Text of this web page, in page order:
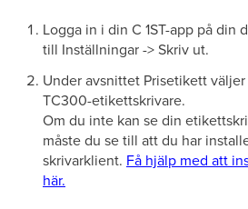
Logga in i din C 1ST-app på din
till Inställningar -> Skriv ut.
Under avsnittet Prisetikett
TC300-etikettskrivare.
Om du inte kan se din
måste du se till att du har
skrivarklient. Få hjälp med att
här.